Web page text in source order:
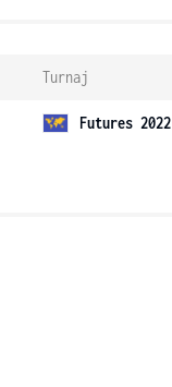
Turnaj
Futures 2022